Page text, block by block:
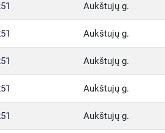
Aukštujų g.
Aukštujų g.
Aukštujų g.
Aukštujų g.
Aukštujų g.